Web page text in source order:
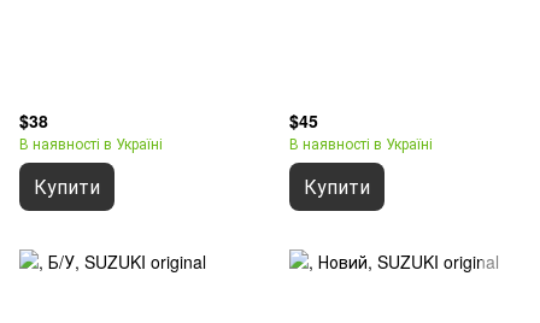
$38
В наявності в Україні
Купити
$45
В наявності в Україні
Купити